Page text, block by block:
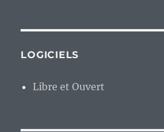
LOGICIELS
Libre et Ouvert